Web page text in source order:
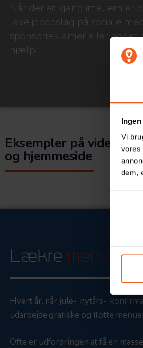
Vi
vores
dem,
Når der en gang imellem er
lave jobopslag på sociale
sponsorreklamer eller noget
hjælp.
Eksempler på video
og hjemmeside
Lækre menuer
Hvert år, når jule-, nytårs-,
udarbejde grafiske og flotte
Ofte er udfordringen at få en